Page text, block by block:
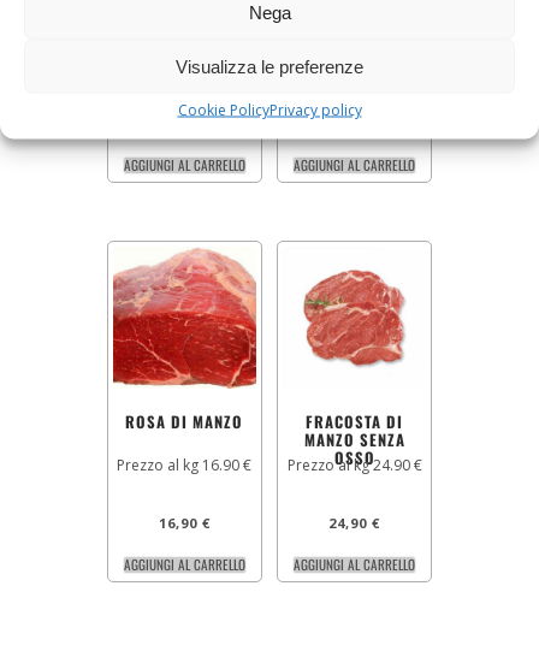
Nega
Visualizza le preferenze
Cookie PolicyPrivacy policy
Prezzo al kg 45.90 €
18,36€
AGGIUNGI AL CARRELLO
CONTROFILETTO DI
Prezzo al kg 34.90 €
34,90
AGGIUNGI AL CARRELLO
ROSA DI MANZO
Prezzo al kg 16.90 €
16,90 €
AGGIUNGI AL CARRELLO
FRACOSTA DI
MANZO SENZA
OSSO
Prezzo al kg 24.90 €
24,90€
AGGIUNGI AL CARRELLO